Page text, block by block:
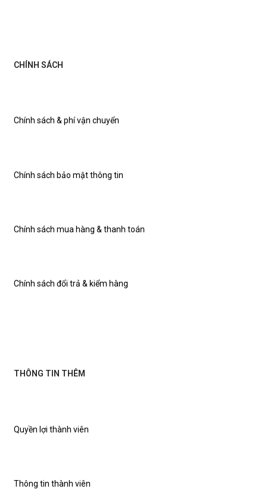
THÔNG TIN THÊM
Quyền lợi thành viên
Thông tin thành viên
CHÍNH SÁCH
Chính sách bảo mật thông tin
Chính sách mua hàng & thanh toán
Chính sách đổi trả & kiểm hàng
Chính sách & phí vận chuyển